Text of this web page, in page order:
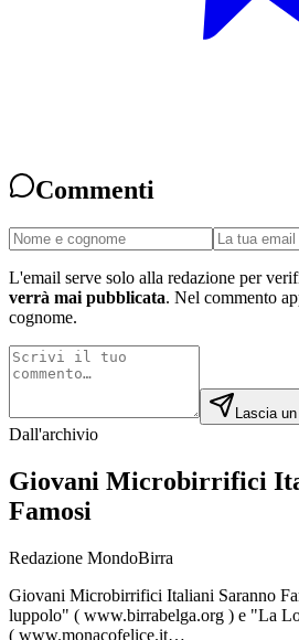
Commenti
L'email serve solo alla redazione per
verrà mai pubblicata. Nel commento
cognome.
Lascia
Dall'archivio
Giovani Microbirrifici
Famosi
Redazione MondoBirra
Giovani Microbirrifici Italiani Saranno
luppolo" ( www.birrabelga.org ) e "La
( www.monacofelice.it…